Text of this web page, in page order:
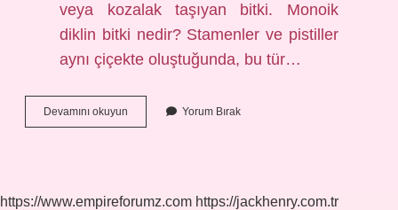
veya kozalak taşıyan bitki. Monoik
diklin bitki nedir? Stamenler ve pistiller
aynı çiçekte oluştuğunda, bu tür…
Devamını okuyun
Ne
Yorum Bırak
https://www.empireforumz.com https://jackhenry.com.tr